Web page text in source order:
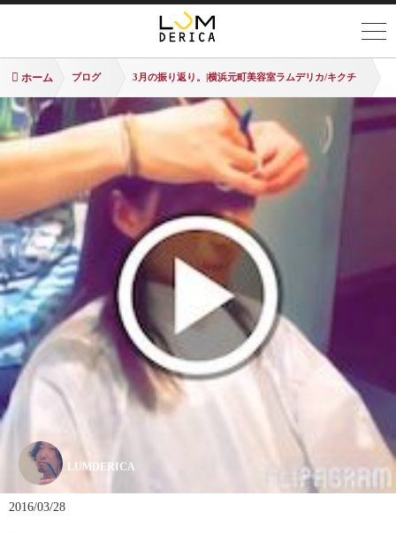
ホーム ブログ 3月の振り返り。|横浜元町美容室ラムデリカ/キクチ
LUMDERICA
2016/03/28